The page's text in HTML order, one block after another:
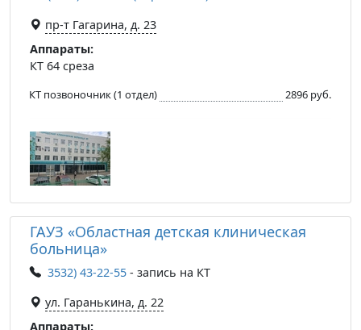
пр-т Гагарина, д. 23
Аппараты:
КТ 64 среза
КТ позвоночник (1 отдел) 2896 руб.
ГАУЗ «Областная детская клиническая
больница»
3532) 43-22-55 - запись на КТ
ул. Гаранькина, д. 22
Аппараты: